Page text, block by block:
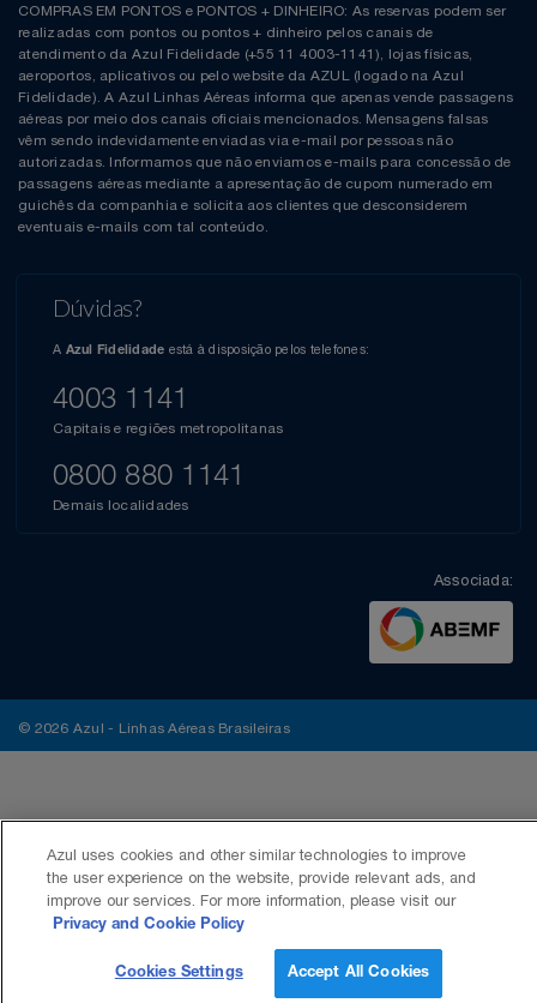
COMPRAS EM PONTOS e PONTOS + DINHEIRO: As reservas podem ser
realizadas com pontos ou pontos + dinheiro pelos canais de
atendimento da Azul Fidelidade (+55 11 4003-1141), lojas físicas,
aeroportos, aplicativos ou pelo website da AZUL (logado na Azul
Fidelidade). A Azul Linhas Aéreas informa que apenas vende passagens
aéreas por meio dos canais oficiais mencionados. Mensagens falsas
vêm sendo indevidamente enviadas via e-mail por pessoas não
autorizadas. Informamos que não enviamos e-mails para concessão de
passagens aéreas mediante a apresentação de cupom numerado em
guichês da companhia e solicita aos clientes que desconsiderem
eventuais e-mails com tal conteúdo.
Dúvidas?
A Azul Fidelidade está à disposição pelos telefones:
4003 1141
Capitais e regiões metropolitanas
0800 880 1141
Demais localidades
Associada:
© 2026 Azul - Linhas Aéreas Brasileiras
Azul uses cookies and other similar technologies to improve
the user experience on the website, provide relevant ads, and
improve our services. For more information, please visit our
Privacy and Cookie Policy
Cookies Settings Accept All Cookies